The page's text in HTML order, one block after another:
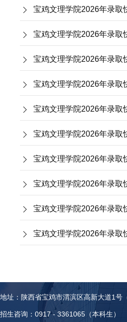
宝鸡文理学院2026年录取
宝鸡文理学院2026年录取
宝鸡文理学院2026年录取
宝鸡文理学院2026年录取
宝鸡文理学院2026年录取
宝鸡文理学院2026年录取
宝鸡文理学院2026年录取
宝鸡文理学院2026年录取
宝鸡文理学院2026年录取
宝鸡文理学院2026年录取
地址：陕西省宝鸡市渭滨区高新大道1号
招生咨询：0917 - 3361065（本科生）